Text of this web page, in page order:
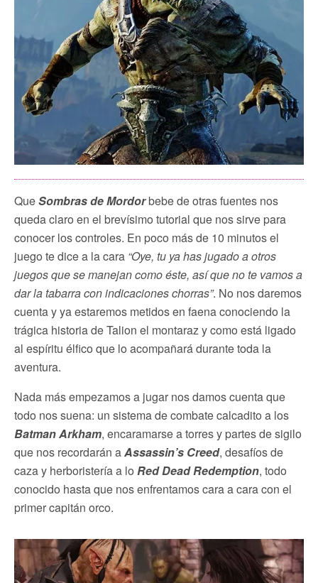
QueSombras de Mordorbebe de otras fuentes nos
queda claro en el brevísimo tutorial que nos sirve para
conocer los controles. En poco más de 10 minutos el
juego te dice a la cara “Oye, tu ya has jugado a otros
juegos que se manejan como éste, así que no te vamos a
dar la tabarra con indicaciones chorras”. No nos daremos
cuenta y ya estaremos metidos en faena conociendo la
trágica historia de Talion el montaraz y como está ligado
al espíritu élfico que lo acompañará durante toda la
aventura.
Nada más empezamos a jugar nos damos cuenta que
todo nos suena: un sistema de combate calcadito a los
Batman Arkham, encaramarse a torres y partes de sigilo
que nos recordarán aAssassin’s Creed, desafíos de
caza y herboristería a lo Red Dead Redemption, todo
conocido hasta que nos enfrentamos cara a cara con el
primer capitán orco.